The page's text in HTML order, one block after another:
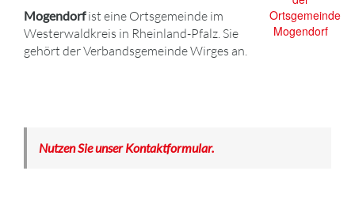
Mogendorfist eine Ortsgemeinde im
Westerwaldkreis in Rheinland-Pfalz. Sie
gehört der Verbandsgemeinde Wirges an.
Nutzen Sie unser Kontaktformular.